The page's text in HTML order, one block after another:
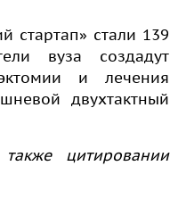
стартап» стали 139
вуза создадут
и лечения
двухтактный
цитировании